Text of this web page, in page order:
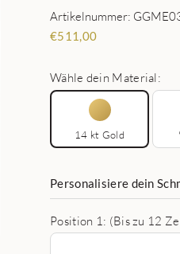
Artikelnummer:
€511,00
Wähle dein Material:
14 kt Gold
Personalisiere dein
Position 1: (Bis zu 12